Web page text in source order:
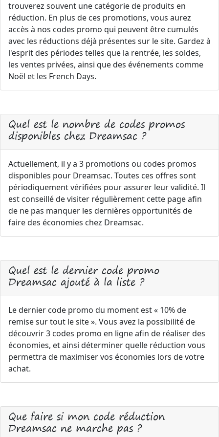
trouverez souvent une catégorie de produits en
réduction. En plus de ces promotions, vous aurez
accès à nos codes promo qui peuvent être cumulés
avec les réductions déjà présentes sur le site. Gardez à
l'esprit des périodes telles que la rentrée, les soldes,
les ventes privées, ainsi que des événements comme
Noël et les French Days.
Quel est le nombre de codes promos
disponibles chez Dreamsac ?
Actuellement, il y a 3 promotions ou codes promos
disponibles pour Dreamsac. Toutes ces offres sont
périodiquement vérifiées pour assurer leur validité. Il
est conseillé de visiter régulièrement cette page afin
de ne pas manquer les dernières opportunités de
faire des économies chez Dreamsac.
Quel est le dernier code promo
Dreamsac ajouté à la liste ?
Le dernier code promo du moment est « 10% de
remise sur tout le site ». Vous avez la possibilité de
découvrir 3 codes promo en ligne afin de réaliser des
économies, et ainsi déterminer quelle réduction vous
permettra de maximiser vos économies lors de votre
achat.
Que faire si mon code réduction
Dreamsac ne marche pas ?